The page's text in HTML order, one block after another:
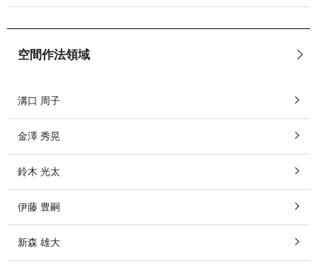
空間作法領域
溝口 周子
金澤 秀晃
鈴木 光太
伊藤 豊嗣
新森 雄大